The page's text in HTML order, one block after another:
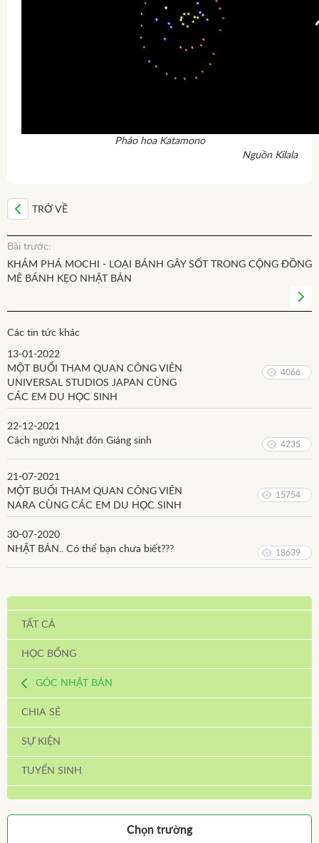
Pháo hoa Katamono
Nguồn Kilala
TRỞ VỀ
Bài trước:
KHÁM PHÁ MOCHI - LOẠI BÁNH GÂY SỐT TRONG CỘNG ĐỒNG
MÊ BÁNH KẸO NHẬT BẢN
Các tin tức khác
13-01-2022
MỘT BUỔI THAM QUAN CÔNG VIÊN
UNIVERSAL STUDIOS JAPAN CÙNG
CÁC EM DU HỌC SINH
4066
22-12-2021
Cách người Nhật đón Giáng sinh
4235
21-07-2021
MỘT BUỔI THAM QUAN CÔNG VIÊN
NARA CÙNG CÁC EM DU HỌC SINH
15754
30-07-2020
NHẬT BẢN.. Có thể bạn chưa biết???
18639
TẤT CẢ
HỌC BỔNG
GÓC NHẬT BẢN
CHIA SẺ
SỰ KIỆN
TUYỂN SINH
Chọn trường